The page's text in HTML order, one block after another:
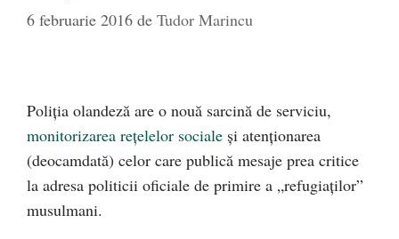
6 februarie 2016 de Tudor Marincu
Poliția olandeză are o nouă sarcină de serviciu,
monitorizarea rețelelor sociale și atenționarea
(deocamdată) celor care publică mesaje prea critice
la adresa politicii oficiale de primire a „refugiaților”
musulmani.